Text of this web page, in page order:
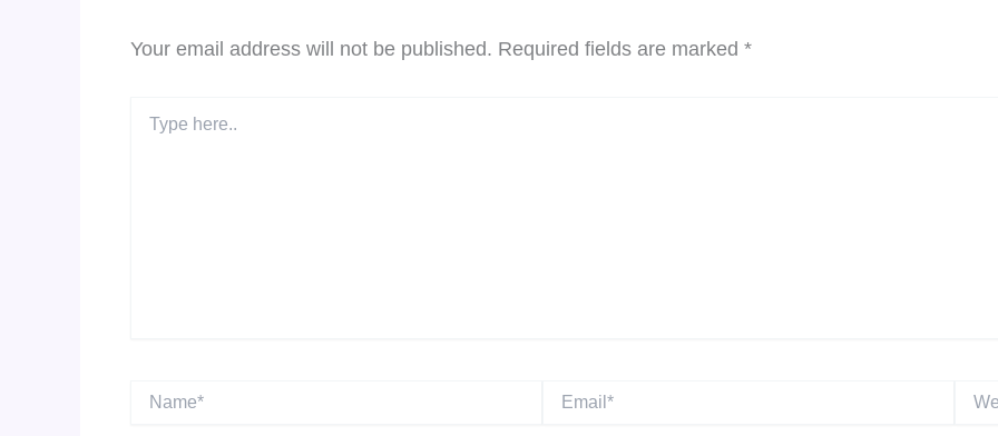
Your email address will not be published. Required fields are marked *
here..